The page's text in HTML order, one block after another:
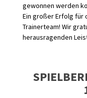
gewonnen werden
Ein großer Erfolg für
Trainerteam! Wir
herausragenden